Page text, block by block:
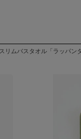
リムバスタオル「ラッパン